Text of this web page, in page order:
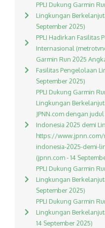
PPLI Dukung Garmin
Lingkungan
September 2025)
PPLI Hadirkan Fasilitas
Internasional
Garmin Run 2025
Fasilitas Pengelolaan
September 2025)
PPLI Dukung Garmin
Lingkungan
JPNN.com dengan
Indonesia 2025 demi
https://
indonesia-2025-demi-
(jpnn.com - 14
PPLI Dukung Garmin
Lingkungan
September 2025)
PPLI Dukung Garmin
Lingkungan
14 September 2025)